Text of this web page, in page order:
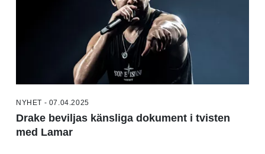
NYHET - 07.04.2025
Drake beviljas känsliga dokument i tvisten
med Lamar